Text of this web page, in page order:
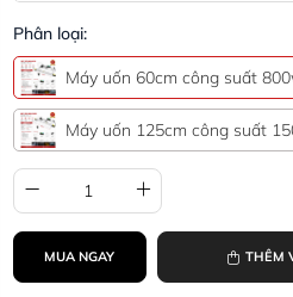
Phân loại:
Máy uốn 60cm công suất
Máy uốn 125cm công suất
MUA NGAY THÊM